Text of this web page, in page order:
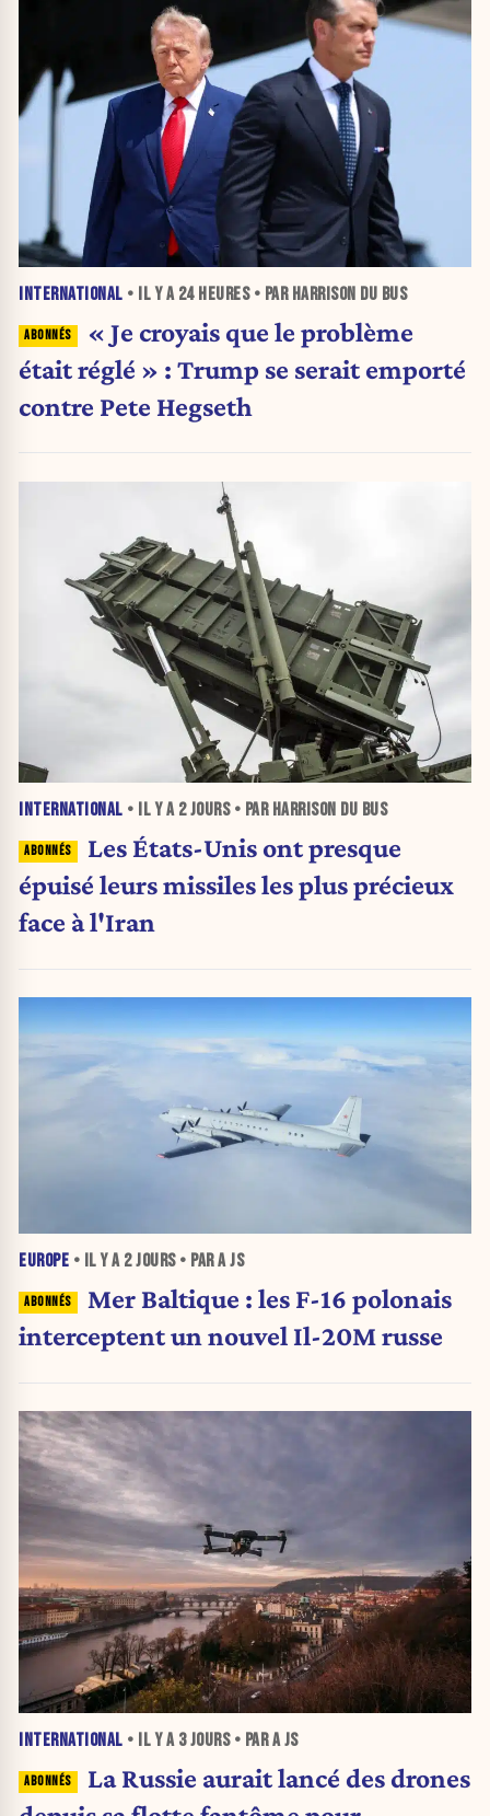
INTERNATIONAL • IL Y A 24 HEURES• PAR HARRISON DU BUS
« Je croyais que le problème
était réglé » : Trump se serait emporté
contre Pete Hegseth
INTERNATIONAL • IL Y A 2 JOURS• PAR HARRISON DU BUS
Les États-Unis ont presque
épuisé leurs missiles les plus précieux
face à l'Iran
EUROPE • IL Y A 2 JOURS• PAR A JS
Mer Baltique : les F-16 polonais
interceptent un nouvel Il-20M russe
INTERNATIONAL • IL Y A 3 JOURS• PAR A JS
La Russie aurait lancé des drones